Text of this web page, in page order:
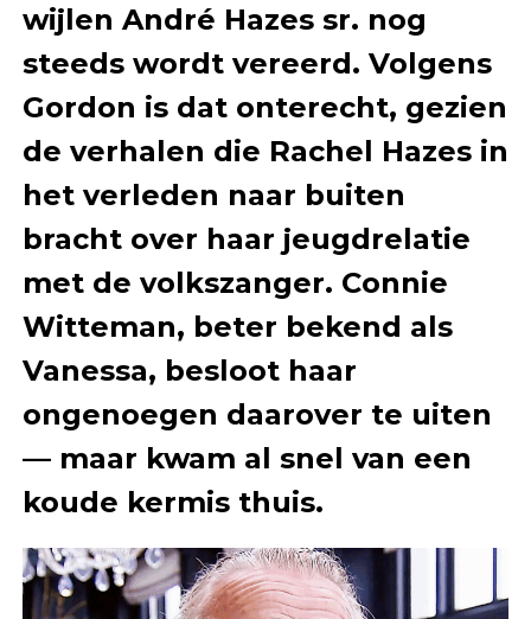
wijlen André Hazes sr. nog
steeds wordt vereerd. Volgens
Gordon is dat onterecht, gezien
de verhalen die Rachel Hazes in
het verleden naar buiten
bracht over haar jeugdrelatie
met de volkszanger. Connie
Witteman, beter bekend als
Vanessa, besloot haar
ongenoegen daarover te uiten
— maar kwam al snel van een
koude kermis thuis.